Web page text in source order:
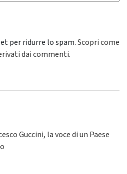
per ridurre lo spam.Scopri come
dai commenti.
Guccini, la voce di un Paese